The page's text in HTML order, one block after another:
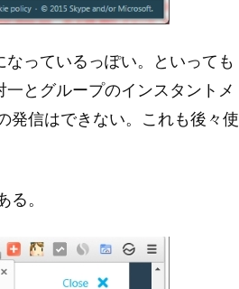
っているっぽい。といっても
とグループのインスタントメ
発信はできない。これも後々使
。